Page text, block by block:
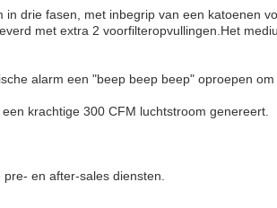
drie fasen, met inbegrip van een katoenen
met extra 2 voorfilteropvullingen.Het
alarm een "beep beep beep" oproepen
krachtige 300 CFM luchtstroom genereert.
en after-sales diensten.